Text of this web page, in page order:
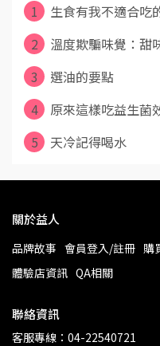
1
生食有我不適合吃
2
溫度欺騙味覺：甜
3
選油的要點
4
原來這樣吃益生菌
5
天冷記得喝水
關於益人
品牌故事 會員登入/註冊 購
體驗店資訊 QA相關
聯絡資訊
客服專線：04-22540721